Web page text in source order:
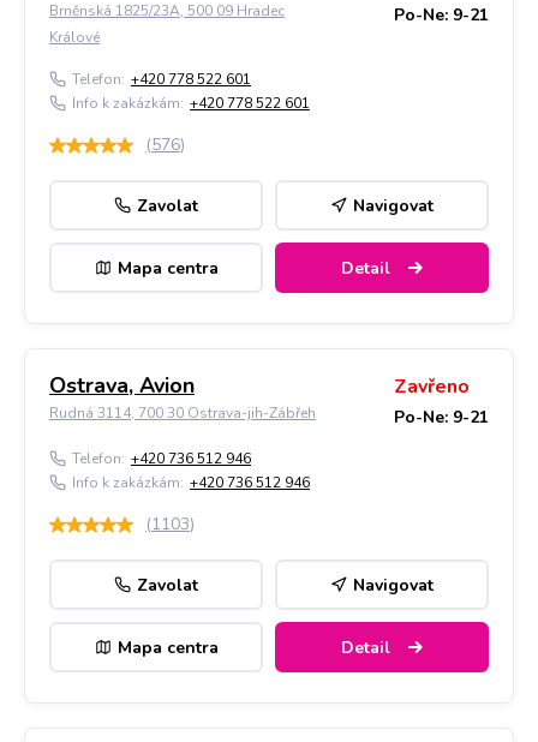
Brněnská 1825/23A, 500 09 Hradec
Králové
Po-Ne: 9-21
Telefon: +420 778 522 601
Info k zakázkám: +420 778 522 601
(576)
Zavolat Navigovat
Mapa centra Detail
Ostrava, Avion
Rudná 3114, 700 30 Ostrava-jih-Zábřeh
Zavřeno
Po-Ne: 9-21
Telefon: +420 736 512 946
Info k zakázkám: +420 736 512 946
(1103)
Zavolat Navigovat
Mapa centra Detail